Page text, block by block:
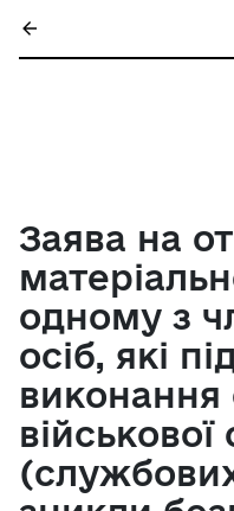
Заява на
одному з
осіб, які
виконання